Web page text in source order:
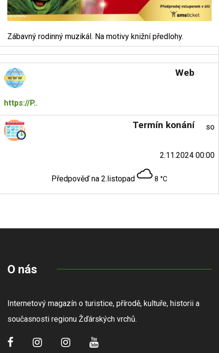
Zábavný rodinný muzikál. Na motivy knižní předlohy.
Web
https://P..
Termín konání so
2.11.2024 00:00
Předpověď na 2.listopad 8 °C
O nás
Internetový magazín o turistice, přírodě, kultuře, historii a
současnosti regionu Žďárských vrchů.